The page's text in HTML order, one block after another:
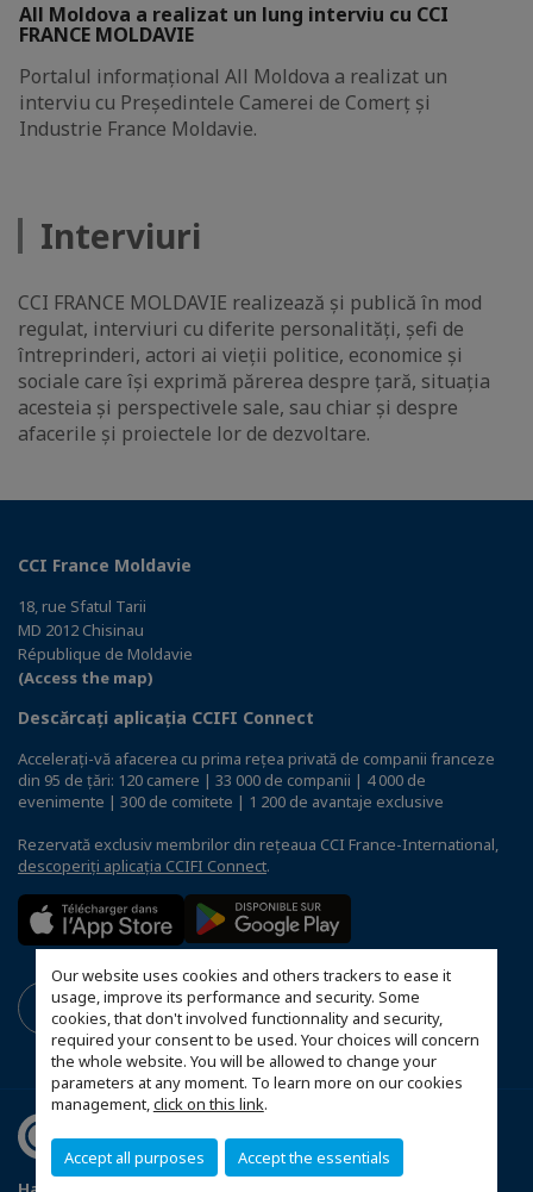
Our website uses cookies and others trackers to ease it
usage, improve its performance and security. Some
cookies, that don't involved functionnality and security,
required your consent to be used. Your choices will concern
the whole website. You will be allowed to change your
parameters at any moment. To learn more on our cookies
management,click on this link.
Accept all purposes Accept the essentials
All Moldova a realizat un lung interviu cu CCI
FRANCE MOLDAVIE
Portalul informațional All Moldova a realizat un
interviu cu Președintele Camerei de Comerț și
Industrie France Moldavie.
Interviuri
CCI FRANCE MOLDAVIE realizează și publică în mod
regulat, interviuri cu diferite personalități, șefi de
întreprinderi, actori ai vieții politice, economice și
sociale care își exprimă părerea despre țară, situația
acesteia și perspectivele sale, sau chiar și despre
afacerile și proiectele lor de dezvoltare.
CCI France Moldavie
18, rue Sfatul Tarii
MD 2012 Chisinau
République de Moldavie
(Access the map)
Descărcați aplicația CCIFI Connect
Accelerați-vă afacerea cu prima rețea privată de companii franceze
din 95 de țări: 120 camere | 33 000 de companii | 4 000 de
evenimente | 300 de comitete | 1 200 de avantaje exclusive
Rezervată exclusiv membrilor din rețeaua CCI France-International,
descoperiți aplicația CCIFI Connect.